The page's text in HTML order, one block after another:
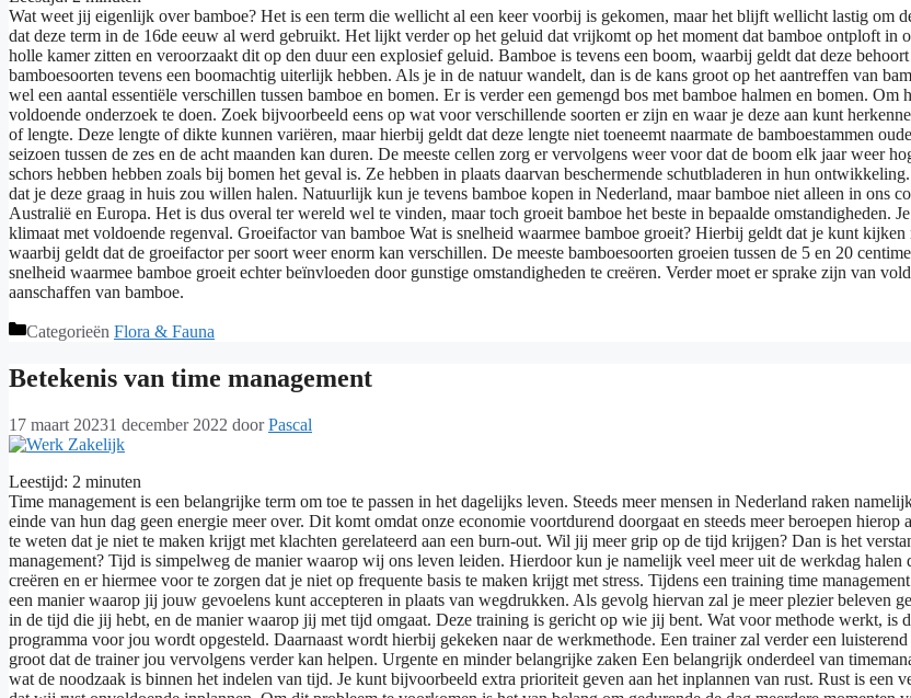
Wat weet jij eigenlijk over bamboe? Het is een term die wellicht al een keer voorbij is gekomen, maar het blijft wellicht lastig om
dat deze term in de 16de eeuw al werd gebruikt. Het lijkt verder op het geluid dat vrijkomt op het moment dat bamboe ontploft in
holle kamer zitten en veroorzaakt dit op den duur een explosief geluid. Bamboe is tevens een boom, waarbij geldt dat deze
bamboesoorten tevens een boomachtig uiterlijk hebben. Als je in de natuur wandelt, dan is de kans groot op het aantreffen van
wel een aantal essentiële verschillen tussen bamboe en bomen. Er is verder een gemengd bos met bamboe halmen en bomen.
voldoende onderzoek te doen. Zoek bijvoorbeeld eens op wat voor verschillende soorten er zijn en waar je deze aan kunt
of lengte. Deze lengte of dikte kunnen variëren, maar hierbij geldt dat deze lengte niet toeneemt naarmate de bamboestammen
seizoen tussen de zes en de acht maanden kan duren. De meeste cellen zorg er vervolgens weer voor dat de boom elk jaar weer
schors hebben hebben zoals bij bomen het geval is. Ze hebben in plaats daarvan beschermende schutbladeren in hun
dat je deze graag in huis zou willen halen. Natuurlijk kun je tevens bamboe kopen in Nederland, maar bamboe niet alleen in
Australië en Europa. Het is dus overal ter wereld wel te vinden, maar toch groeit bamboe het beste in bepaalde omstandigheden.
klimaat met voldoende regenval. Groeifactor van bamboe Wat is snelheid waarmee bamboe groeit? Hierbij geldt dat je kunt
waarbij geldt dat de groeifactor per soort weer enorm kan verschillen. De meeste bamboesoorten groeien tussen de 5 en 20
snelheid waarmee bamboe groeit echter beïnvloeden door gunstige omstandigheden te creëren. Verder moet er sprake zijn van
aanschaffen van bamboe.
Categorieën Flora & Fauna
Betekenis van time management
17 maart 20231 december 2022 doorPascal
Leestijd: 2 minuten
Time management is een belangrijke term om toe te passen in het dagelijks leven. Steeds meer mensen in Nederland raken
einde van hun dag geen energie meer over. Dit komt omdat onze economie voortdurend doorgaat en steeds meer beroepen
te weten dat je niet te maken krijgt met klachten gerelateerd aan een burn-out. Wil jij meer grip op de tijd krijgen? Dan is het
management? Tijd is simpelweg de manier waarop wij ons leven leiden. Hierdoor kun je namelijk veel meer uit de werkdag
creëren en er hiermee voor te zorgen dat je niet op frequente basis te maken krijgt met stress. Tijdens een training time
een manier waarop jij jouw gevoelens kunt accepteren in plaats van wegdrukken. Als gevolg hiervan zal je meer plezier beleven
in de tijd die jij hebt, en de manier waarop jij met tijd omgaat. Deze training is gericht op wie jij bent. Wat voor methode werkt, is
programma voor jou wordt opgesteld. Daarnaast wordt hierbij gekeken naar de werkmethode. Een trainer zal verder een
groot dat de trainer jou vervolgens verder kan helpen. Urgente en minder belangrijke zaken Een belangrijk onderdeel van
wat de noodzaak is binnen het indelen van tijd. Je kunt bijvoorbeeld extra prioriteit geven aan het inplannen van rust. Rust is een